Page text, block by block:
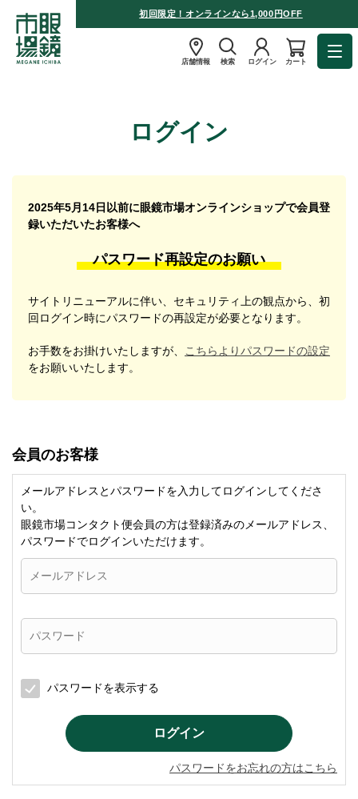
初回限定！オンラインなら1,000円OFF
店舗情報 検索 ログイン カート
ログイン
2025年5月14日以前に眼鏡市場オンラインショップで会員登
録いただいたお客様へ
パスワード再設定のお願い
サイトリニューアルに伴い、セキュリティ上の観点から、初
回ログイン時にパスワードの再設定が必要となります。
お手数をお掛けいたしますが、
こちらよりパスワードの設定
をお願いいたします。
会員のお客様
メールアドレスとパスワードを入力してログインしてくださ
い。
眼鏡市場コンタクト便会員の方は登録済みのメールアドレス、
パスワードでログインいただけます。
パスワードを表示する
パスワードをお忘れの方はこちら